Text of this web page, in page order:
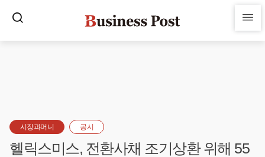
시장과머니 공시
헬릭스미스, 전환사채 조기상환 위해 55